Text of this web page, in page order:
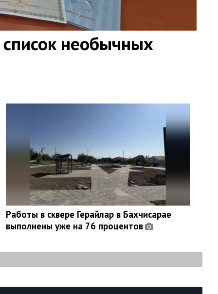
необычных
Работы в сквере Герайлар в Бахчисарае
выполнены уже на 76 процентов